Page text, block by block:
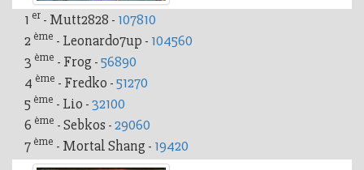
1 er - Mutt2828 - 107810
2 ème - Leonardo7up - 104560
3 ème - Frog -56890
4 ème - Fredko -51270
5 ème - Lio -32100
6 ème - Sebkos -29060
7 ème - Mortal Shang - 19420